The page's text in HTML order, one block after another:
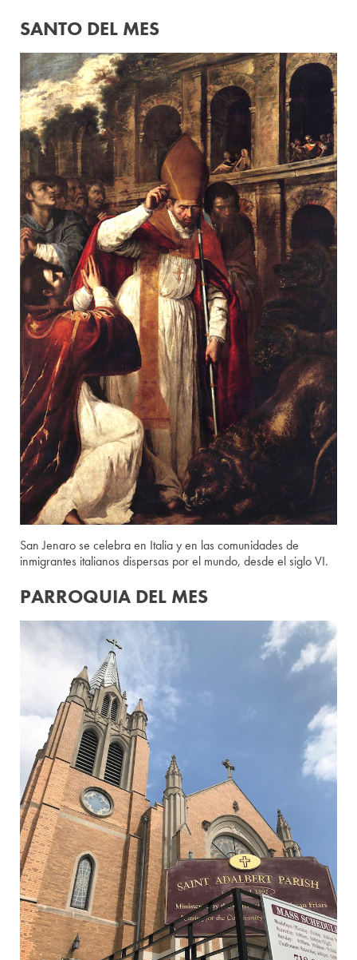
SANTO DEL MES
San Jenaro se celebra en Italia y en las comunidades de
inmigrantes italianos dispersas por el mundo, desde el siglo VI.
PARROQUIA DEL MES